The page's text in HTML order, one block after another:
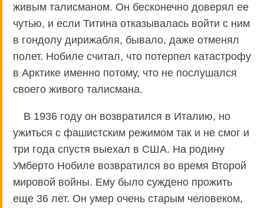
живым талисманом. Он бесконечно доверял ее
чутью, и если Титина отказывалась войти с ним
в гондолу дирижабля, бывало, даже отменял
полет. Нобиле считал, что потерпел катастрофу
в Арктике именно потому, что не послушался
своего живого талисмана.
В 1936 году он возвратился в Италию, но
ужиться с фашистским режимом так и не смог и
три года спустя выехал в США. На родину
Умберто Нобиле возвратился во время Второй
мировой войны. Ему было суждено прожить
еще 36 лет. Он умер очень старым человеком,